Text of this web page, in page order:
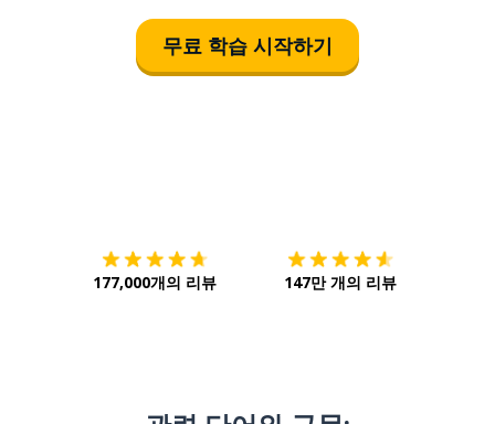
무료 학습 시작하기
177,000개의 리뷰 147만 개의 리뷰